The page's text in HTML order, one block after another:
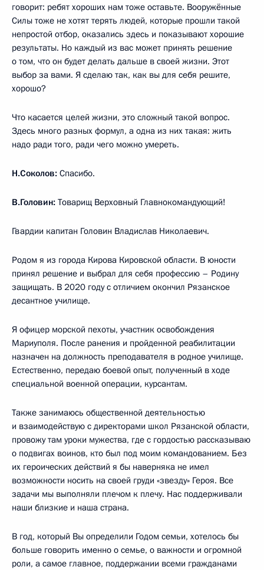
говорит: ребят хороших нам тоже оставьте. Вооружённые
Силы тоже не хотят терять людей, которые прошли такой
непростой отбор, оказались здесь и показывают хорошие
результаты. Но каждый из вас может принять решение
о том, что он будет делать дальше в своей жизни. Этот
выбор за вами. Я сделаю так, как вы для себя решите,
хорошо?
Что касается целей жизни, это сложный такой вопрос.
Здесь много разных формул, а одна из них такая: жить
надо ради того, ради чего можно умереть.
Н.Соколов: Спасибо.
В.Головин: Товарищ Верховный Главнокомандующий!
Гвардии капитан Головин Владислав Николаевич.
Родом я из города Кирова Кировской области. В юности
принял решение и выбрал для себя профессию – Родину
защищать. В 2020 году с отличием окончил Рязанское
десантное училище.
Я офицер морской пехоты, участник освобождения
Мариуполя. После ранения и пройденной реабилитации
назначен на должность преподавателя в родное училище.
Естественно, передаю боевой опыт, полученный в ходе
специальной военной операции, курсантам.
Также занимаюсь общественной деятельностью
и взаимодействую с директорами школ Рязанской области,
провожу там уроки мужества, где с гордостью рассказываю
о подвигах воинов, кто был под моим командованием. Без
их героических действий я бы наверняка не имел
возможности носить на своей груди «звезду» Героя. Все
задачи мы выполняли плечом к плечу. Нас поддерживали
наши близкие и наша страна.
В год, который Вы определили Годом семьи, хотелось бы
больше говорить именно о семье, о важности и огромной
роли, а самое главное, поддержании всеми гражданами